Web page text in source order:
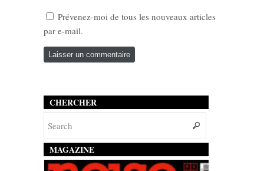
Prévenez-moi de tous les nouveaux articles
par e-mail.
CHERCHER
MAGAZINE